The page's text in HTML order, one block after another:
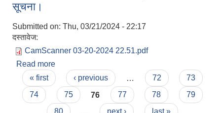
सूचना।
Submitted on: Thu, 03/21/2024 - 22:17
दस्तावेज:
CamScanner 03-20-2024 22.51.pdf
Read more
स्वीपर पदको अन्तिम नतीजा प्रकाशन गरीएको सूचना।
Pages
« first ‹ previous 72
73
74
75 76 77 78
79